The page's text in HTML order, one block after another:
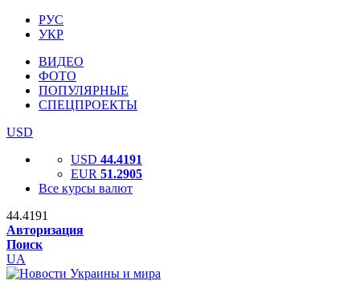
РУС
УКР
ВИДЕО
ФОТО
ПОПУЛЯРНЫЕ
СПЕЦПРОЕКТЫ
USD
USD 44.4191
EUR 51.2905
Все курсы валют
44.4191
Авторизация
Поиск
UA